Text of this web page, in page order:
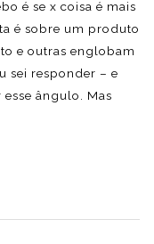
é se x coisa é mais
é sobre um produto
e outras englobam
sei responder – e
ângulo. Mas